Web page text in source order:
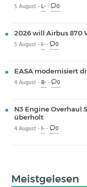
5 August -L-- 0
2026 will Airbus 870
5 August - I-- 0
EASA modernisiert
4 August -B-- 0
N3 Engine Overhaul
überholt
4 August - I-- 0
Meistgelesen